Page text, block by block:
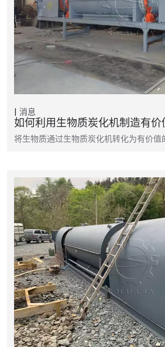
消息
如何利用生物质炭化机制造有价
将生物质通过生物质炭化机转化为有价值